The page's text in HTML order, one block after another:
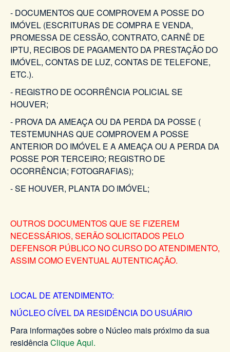
- DOCUMENTOS QUE COMPROVEM A POSSE DO
IMÓVEL (ESCRITURAS DE COMPRA E VENDA,
PROMESSA DE CESSÃO, CONTRATO, CARNÊ DE
IPTU, RECIBOS DE PAGAMENTO DA PRESTAÇÃO DO
IMÓVEL, CONTAS DE LUZ, CONTAS DE TELEFONE,
ETC.).
- REGISTRO DE OCORRÊNCIA POLICIAL SE
HOUVER;
- PROVA DA AMEAÇA OU DA PERDA DA POSSE (
TESTEMUNHAS QUE COMPROVEM A POSSE
ANTERIOR DO IMÓVEL E A AMEAÇA OU A PERDA DA
POSSE POR TERCEIRO; REGISTRO DE
OCORRÊNCIA; FOTOGRAFIAS);
- SE HOUVER, PLANTA DO IMÓVEL;
OUTROS DOCUMENTOS QUE SE FIZEREM
NECESSÁRIOS, SERÃO SOLICITADOS PELO
DEFENSOR PÚBLICO NO CURSO DO ATENDIMENTO,
ASSIM COMO EVENTUAL AUTENTICAÇÃO.
LOCAL DE ATENDIMENTO:
NÚCLEO CÍVEL DA RESIDÊNCIA DO USUÁRIO
Para informações sobre o Núcleo mais próximo da sua
residênciaClique Aqui.